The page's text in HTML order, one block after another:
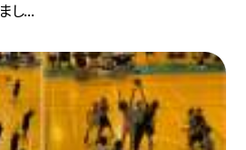
し...